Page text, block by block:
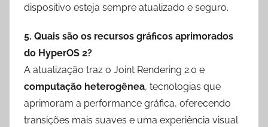
dispositivo esteja sempre atualizado e seguro.
5. Quais são os recursos gráficos aprimorados
do HyperOS 2?
A atualização traz o Joint Rendering 2.0 e
computação heterogênea, tecnologias que
aprimoram a performance gráfica, oferecendo
transições mais suaves e uma experiência visual